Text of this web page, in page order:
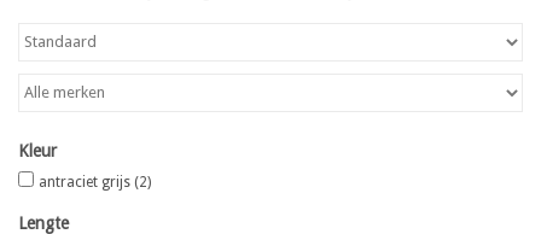
Kleur
antraciet grijs (2)
Lengte